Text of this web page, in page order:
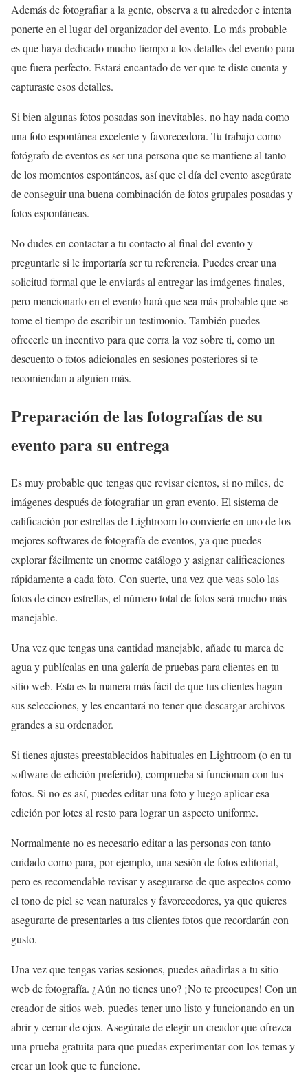
Además de fotografiar a la gente, observa a tu alrededor e intenta
ponerte en el lugar del organizador del evento. Lo más probable
es que haya dedicado mucho tiempo a los detalles del evento para
que fuera perfecto. Estará encantado de ver que te diste cuenta y
capturaste esos detalles.
Si bien algunas fotos posadas son inevitables, no hay nada como
una foto espontánea excelente y favorecedora. Tu trabajo como
fotógrafo de eventos es ser una persona que se mantiene al tanto
de los momentos espontáneos, así que el día del evento asegúrate
de conseguir una buena combinación de fotos grupales posadas y
fotos espontáneas.
No dudes en contactar a tu contacto al final del evento y
preguntarle si le importaría ser tu referencia. Puedes crear una
solicitud formal que le enviarás al entregar las imágenes finales,
pero mencionarlo en el evento hará que sea más probable que se
tome el tiempo de escribir un testimonio. También puedes
ofrecerle un incentivo para que corra la voz sobre ti, como un
descuento o fotos adicionales en sesiones posteriores si te
recomiendan a alguien más.
Preparación de las fotografías de su
evento para su entrega
Es muy probable que tengas que revisar cientos, si no miles, de
imágenes después de fotografiar un gran evento. El sistema de
calificación por estrellas de Lightroom lo convierte en uno de los
mejores softwares de fotografía de eventos, ya que puedes
explorar fácilmente un enorme catálogo y asignar calificaciones
rápidamente a cada foto. Con suerte, una vez que veas solo las
fotos de cinco estrellas, el número total de fotos será mucho más
manejable.
Una vez que tengas una cantidad manejable, añade tu marca de
agua y publícalas en una galería de pruebas para clientes en tu
sitio web. Esta es la manera más fácil de que tus clientes hagan
sus selecciones, y les encantará no tener que descargar archivos
grandes a su ordenador.
Si tienes ajustes preestablecidos habituales en Lightroom (o en tu
software de edición preferido), comprueba si funcionan con tus
fotos. Si no es así, puedes editar una foto y luego aplicar esa
edición por lotes al resto para lograr un aspecto uniforme.
Normalmente no es necesario editar a las personas con tanto
cuidado como para, por ejemplo, una sesión de fotos editorial,
pero es recomendable revisar y asegurarse de que aspectos como
el tono de piel se vean naturales y favorecedores, ya que quieres
asegurarte de presentarles a tus clientes fotos que recordarán con
gusto.
Una vez que tengas varias sesiones, puedes añadirlas a tu sitio
web de fotografía. ¿Aún no tienes uno? ¡No te preocupes! Con un
creador de sitios web, puedes tener uno listo y funcionando en un
abrir y cerrar de ojos. Asegúrate de elegir un creador que ofrezca
una prueba gratuita para que puedas experimentar con los temas y
crear un look que te funcione.